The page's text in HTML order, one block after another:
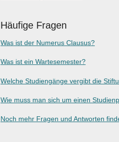
Häufige Fragen
Was ist der Numerus Clausus?
Was ist ein Wartesemester?
Welche Studiengänge vergibt die
Wie muss man sich um einen
Noch mehr Fragen und Antworten